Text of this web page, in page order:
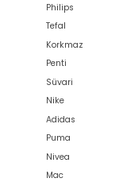
Philips
Tefal
Korkmaz
Penti
Süvari
Nike
Adidas
Puma
Nivea
Mac